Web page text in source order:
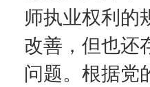
师执业权利的
改善，但也还
问题。根据党